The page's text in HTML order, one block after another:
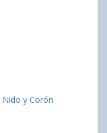
Nido y Corón